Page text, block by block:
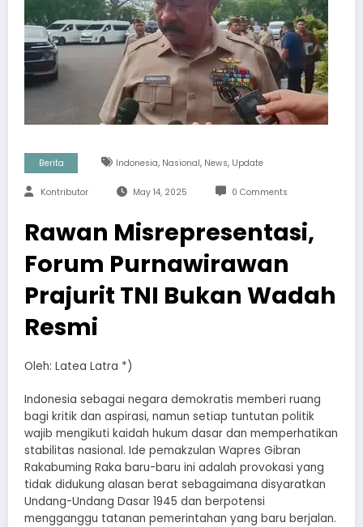
Berita Indonesia, Nasional, News, Update
Kontributor May 14, 2025 0 Comments
Rawan Misrepresentasi,
Forum Purnawirawan
Prajurit TNI Bukan Wadah
Resmi
Oleh: Latea Latra *)
Indonesia sebagai negara demokratis memberi ruang
bagi kritik dan aspirasi, namun setiap tuntutan politik
wajib mengikuti kaidah hukum dasar dan memperhatikan
stabilitas nasional. Ide pemakzulan Wapres Gibran
Rakabuming Raka baru-baru ini adalah provokasi yang
tidak didukung alasan berat sebagaimana disyaratkan
Undang-Undang Dasar 1945 dan berpotensi
mengganggu tatanan pemerintahan yang baru berjalan.